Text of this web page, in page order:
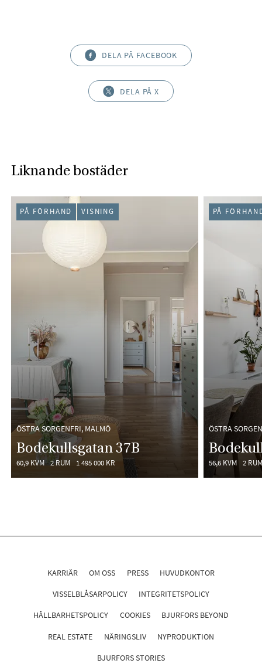
DELA PÅ FACEBOOK
DELA PÅ X
Liknande bostäder
ÖSTRA SORGENFRI, MALMÖ
Bodekullsgatan 37B
60,9 KVM 2 RUM 1 495 000 KR
PÅ FÖRHAND VISNING
ÖSTRA
56,6 KVM 2 RUM
PÅ
KARRIÄR OM OSS PRESS HUVUDKONTOR
VISSELBLÅSARPOLICY INTEGRITETSPOLICY
HÅLLBARHETSPOLICY COOKIES BJURFORS BEYOND
REAL ESTATE NÄRINGSLIV NYPRODUKTION
BJURFORS STORIES